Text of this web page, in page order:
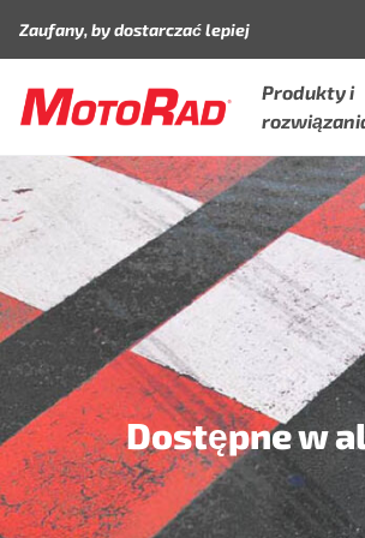
Zaufany, by dostarczać lepiej
Produkty i
Dostępne w